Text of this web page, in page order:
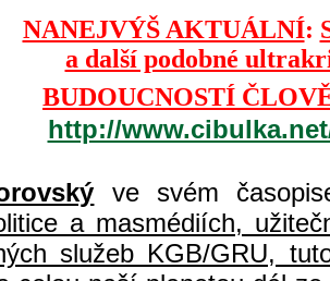
NANEJVÝŠ AKTUÁLNÍ:
a další podobné
BUDOUCNOSTÍ
http://
ve svém
a masmédiích,
služeb KGB/GRU,